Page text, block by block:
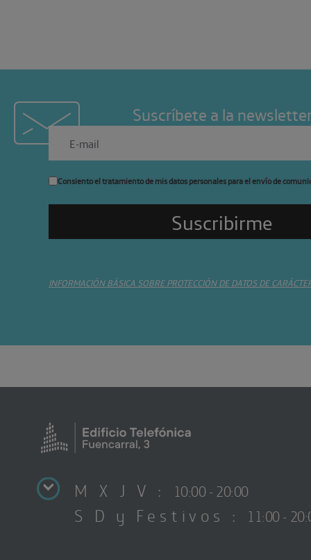
Suscríbete a la
Consiento el tratamiento de mis datos personales para el envío de
INFORMACIÓN BÁSICA SOBRE PROTECCIÓN DE DATOS DE
M X J V : 10:00 - 20:00
S D y Festivos : 11:00 -